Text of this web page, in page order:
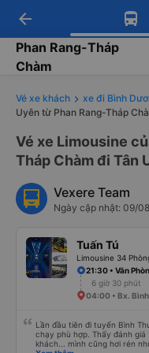
Tải
Nhận ưu
quyền
Tải app
-30k/ghế
app
arrow_back
Phan Rang-Tháp
Chàm
Vé xe khách xe đi Bình
Uyên từ Phan Rang-Tháp
Vé xe Limousine
Tháp Chàm đi Tân
Vexere Team
Ngày cập nhật: 09/
Tuấn Tú
Limousine 34
21:30 • Văn
6 giờ 30 phút
04:00 • Bx.
Lần đầu tiên đi tuyến Bình
chạy phù hợp. Thấy đánh
khách... mình cũng hơi rén